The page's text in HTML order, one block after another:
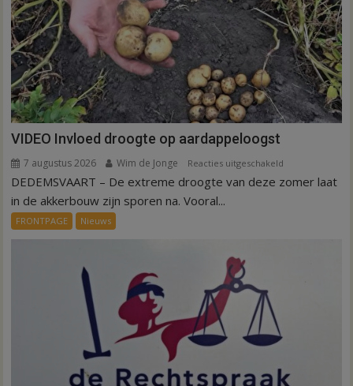
VIDEO Invloed droogte op aardappeloogst
7 augustus 2026 Wim de Jonge Reacties uitgeschakeld
VIDEO
DEDEMSVAART – De extreme droogte van deze zomer laat
in de akkerbouw zijn sporen na. Vooral...
FRONTPAGE Nieuws